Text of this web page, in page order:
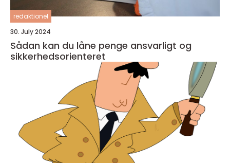
redaktionel
30. July 2024
Sådan kan du låne penge ansvarligt og
sikkerhedsorienteret